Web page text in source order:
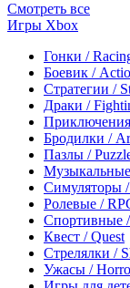
Смотреть все
Игры Xbox
Гонки /
Боевик /
Стратегии /
Драки /
Бродилки /
Пазлы /
Симуляторы
Ролевые /
Спортивные
Квест / Quest
Стрелялки /
Ужасы /